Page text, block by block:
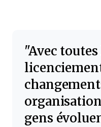
Avec toutes
gens